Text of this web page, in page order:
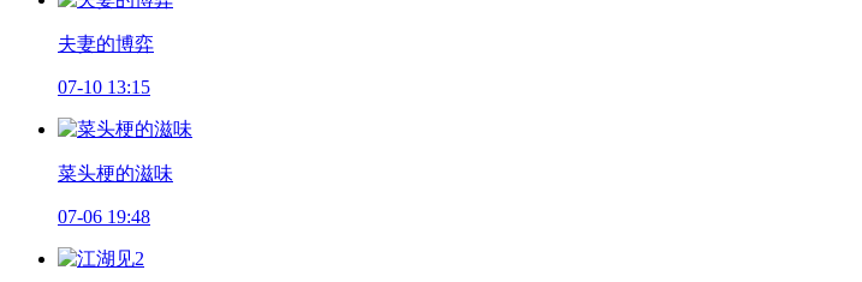
夫妻的博弈
07-10 13:15
菜头梗的滋味
07-06 19:48